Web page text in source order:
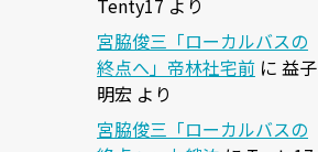
Tenty17 より
宮脇俊三「ローカルバスの
終点へ」帝林社宅前 に 益子
明宏 より
宮脇俊三「ローカルバスの